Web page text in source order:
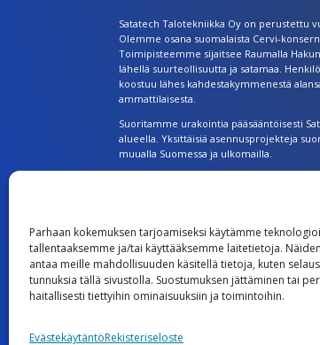
Parhaan kokemuksen tarjoamiseksi käytämme
tallentaaksemme ja/tai käyttääksemme laitetietoja.
antaa meille mahdollisuuden käsitellä tietoja, kuten
tunnuksia tällä sivustolla. Suostumuksen jättäminen tai
haitallisesti tiettyihin ominaisuuksiin ja toimintoihin.
EvästekäytäntöRekisteriseloste
Satatech Talotekniikka Oy on perustettu
Olemme osana suomalaista Cervi-
Toimipisteemme sijaitsee Raumalla
lähellä suurteollisuutta ja satamaa.
koostuu lähes kahdestakymmenestä
ammattilaisesta.
Suoritamme urakointia pääsääntöisesti
alueella. Yksittäisiä asennusprojekteja
muualla Suomessa ja ulkomailla.